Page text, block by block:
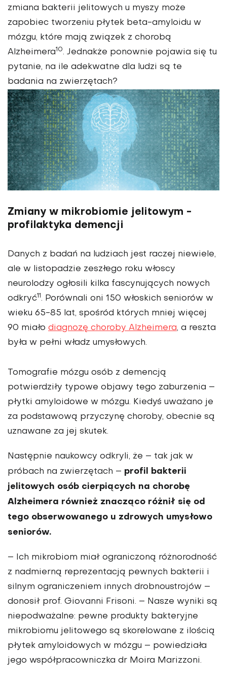
zmiana bakterii jelitowych u myszy może
zapobiec tworzeniu płytek beta-amyloidu w
mózgu, które mają związek z chorobą
Alzheimera10. Jednakże ponownie pojawia się tu
pytanie, na ile adekwatne dla ludzi są te
badania na zwierzętach?
Zmiany w mikrobiomie jelitowym -
profilaktyka demencji
Danych z badań na ludziach jest raczej niewiele,
ale w listopadzie zeszłego roku włoscy
neurolodzy ogłosili kilka fascynujących nowych
odkryć11. Porównali oni 150 włoskich seniorów w
wieku 65-85 lat, spośród których mniej więcej
90 miało diagnozę choroby Alzheimera, a reszta
była w pełni władz umysłowych.
Tomografie mózgu osób z demencją
potwierdziły typowe objawy tego zaburzenia –
płytki amyloidowe w mózgu. Kiedyś uważano je
za podstawową przyczynę choroby, obecnie są
uznawane za jej skutek.
Następnie naukowcy odkryli, że – tak jak w
próbach na zwierzętach – profil bakterii
jelitowych osób cierpiących na chorobę
Alzheimera również znacząco różnił się od
tego obserwowanego u zdrowych umysłowo
seniorów.
– Ich mikrobiom miał ograniczoną różnorodność
z nadmierną reprezentacją pewnych bakterii i
silnym ograniczeniem innych drobnoustrojów –
donosił prof. Giovanni Frisoni. – Nasze wyniki są
niepodważalne: pewne produkty bakteryjne
mikrobiomu jelitowego są skorelowane z ilością
płytek amyloidowych w mózgu – powiedziała
jego współpracowniczka dr Moira Marizzoni.